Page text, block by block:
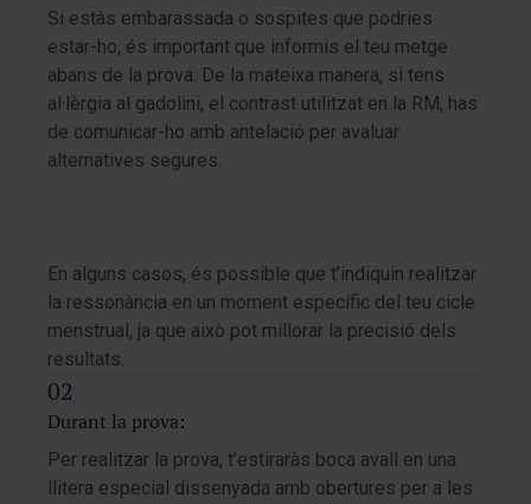
Si estàs embarassada o sospites que podries
estar-ho, és important que informis el teu metge
abans de la prova. De la mateixa manera, si tens
al·lèrgia al gadolini, el contrast utilitzat en la RM, has
de comunicar-ho amb antelació per avaluar
alternatives segures.
En alguns casos, és possible que t’indiquin realitzar
la ressonància en un moment específic del teu cicle
menstrual, ja que això pot millorar la precisió dels
resultats.
Durant la prova:
Per realitzar la prova, t’estiraràs boca avall en una
llitera especial dissenyada amb obertures per a les